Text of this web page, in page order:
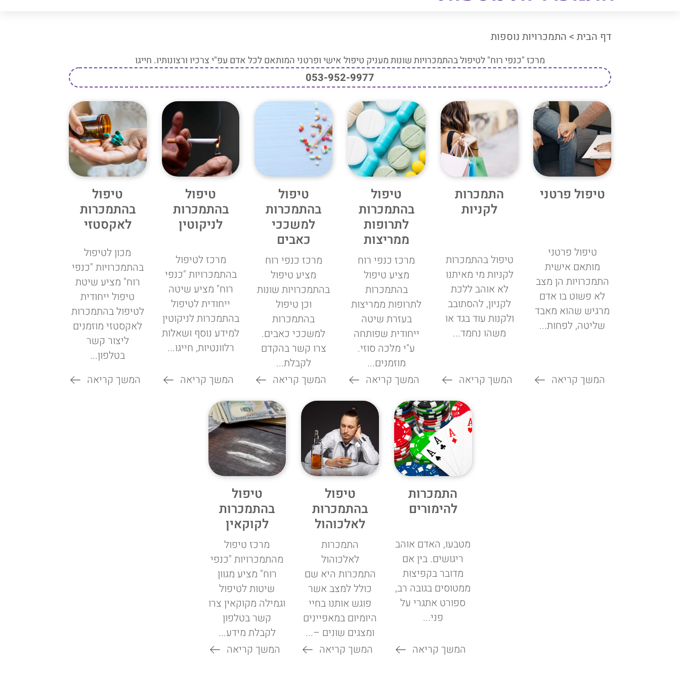
דף הבית> התמכרויות נוספות
מרכז "כנפי רוח" לטיפול בהתמכרויות שונות מעניק טיפול אישי ופרטני המותאם לכל אדם עפ"י צרכיו ורצונותיו. חייגו
053-952-9977
טיפול פרטני
טיפול פרטני
מותאם אישית
התמכרויות הן מצב
לא פשוט בו אדם
מרגיש שהוא מאבד
שליטה, לפחות...
המשך קריאה
התמכרות
לקניות
טיפול בהתמכרות
לקניות מי מאיתנו
לא אוהב ללכת
לקניון, להסתובב
ולקנות עוד בגד או
משהו נחמד...
המשך קריאה
טיפול
בהתמכרות
לתרופות
ממריצות
מרכז כנפי רוח
מציע טיפול
בהתמכרות
לתרופות ממריצות
בעזרת שיטה
ייחודית שפותחה
ע"י מלכה סוזי.
מוזמנים...
המשך קריאה
טיפול
בהתמכרות
למשככי
כאבים
מרכז כנפי רוח
מציע טיפול
בהתמכרויות שונות
וכן טיפול
בהתמכרות
למשככי כאבים.
צרו קשר בהקדם
לקבלת...
המשך קריאה
טיפול
בהתמכרות
לניקוטין
מרכז לטיפול
בהתמכרויות "כנפי
רוח" מציע שיטה
ייחודית לטיפול
בהתמכרות לניקוטין
למידע נוסף ושאלות
רלוונטיות, חייגו...
המשך קריאה
טיפול
בהתמכרות
לאקסטזי
מכון לטיפול
בהתמכרויות "כנפי
רוח" מציע שיטת
טיפול ייחודית
לטיפול בהתמכרות
לאקסטזי מוזמנים
ליצור קשר
בטלפון...
המשך קריאה
התמכרות
להימורים
מטבעו, האדם אוהב
ריגושים. בין אם
מדובר בקפיצות
ממטוסים בגובה רב,
ספורט אתגרי על
פני...
המשך קריאה
טיפול
בהתמכרות
לאלכוהול
התמכרות
לאלכוהול
התמכרות היא שם
כולל למצב אשר
פוגש אותנו בחיי
היומיום במאפיינים
ומצגים שונים –...
המשך קריאה
טיפול
בהתמכרות
לקוקאין
מרכז טיפול
מהתמכרויות "כנפי
רוח" מציע מגוון
שיטות לטיפול
וגמילה מקוקאין צרו
קשר בטלפון
לקבלת מידע...
המשך קריאה